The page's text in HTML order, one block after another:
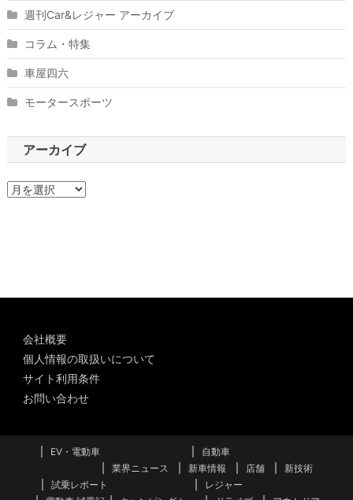
週刊Car&レジャー アーカイブ
コラム・特集
車屋四六
モータースポーツ
アーカイブ
ア
会社概要
個人情報の取扱いについて
サイト利用条件
お問い合わせ
EV・電動車
自動車
業界ニュース
新車情報 店舗
新技術
試乗レポート
レジャー